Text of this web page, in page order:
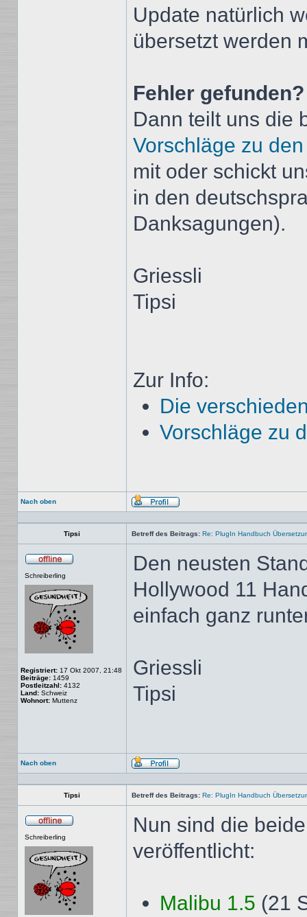
Update natürlich
übersetzt werden
Fehler gefunden?
Dann teilt uns die
Vorschläge zu
mit oder schickt
in den
Danksagungen).
Griessli
Tipsi
Zur Info:
Die
Vorschläge zu
Nach oben
Profil
Tipsi Betreff des Beitrags: Re: PlugIn Handbuch
Schreiberling
Registriert: 17 Okt 2007, 21:48
Beiträge: 1459
Postleitzahl: 4132
Land: Schweiz
Wohnort: Muttenz
Den neusten
Hollywood 11
einfach ganz
Griessli
Tipsi
Nach oben
Profil
Tipsi Betreff des Beitrags: Re: PlugIn Handbuch
Schreiberling
Nun sind die
veröffentlicht:
Malibu 1.5 (21